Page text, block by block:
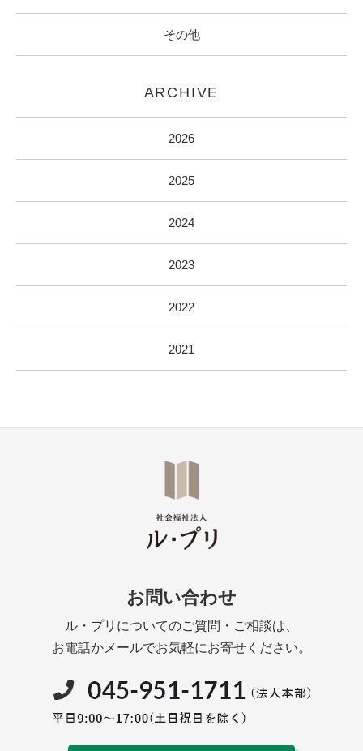
その他
ARCHIVE
2026
2025
2024
2023
2022
2021
お問い合わせ
ル・プリについてのご質問・ご相談は、
お電話かメールでお気軽にお寄せください。